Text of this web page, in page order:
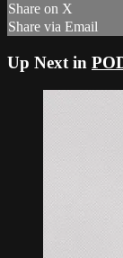
Share on X
Share via Email
Up Next in